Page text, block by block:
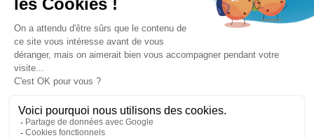
Mentions légales
Conditions générales de ventes